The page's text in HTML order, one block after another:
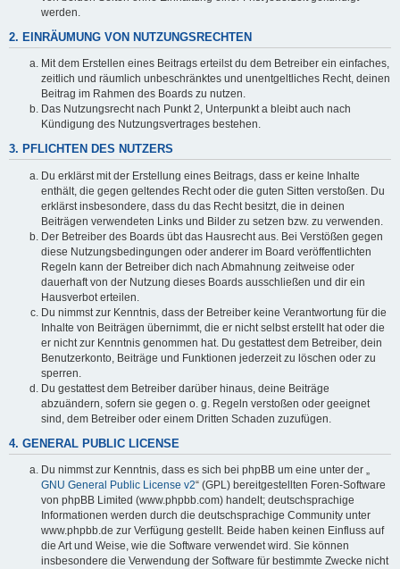
werden.
2. EINRÄUMUNG VON NUTZUNGSRECHTEN
Mit dem Erstellen eines Beitrags erteilst du dem Betreiber ein einfaches,
zeitlich und räumlich unbeschränktes und unentgeltliches Recht, deinen
Beitrag im Rahmen des Boards zu nutzen.
Das Nutzungsrecht nach Punkt 2, Unterpunkt a bleibt auch nach
Kündigung des Nutzungsvertrages bestehen.
3. PFLICHTEN DES NUTZERS
Du erklärst mit der Erstellung eines Beitrags, dass er keine Inhalte
enthält, die gegen geltendes Recht oder die guten Sitten verstoßen. Du
erklärst insbesondere, dass du das Recht besitzt, die in deinen
Beiträgen verwendeten Links und Bilder zu setzen bzw. zu verwenden.
Der Betreiber des Boards übt das Hausrecht aus. Bei Verstößen gegen
diese Nutzungsbedingungen oder anderer im Board veröffentlichten
Regeln kann der Betreiber dich nach Abmahnung zeitweise oder
dauerhaft von der Nutzung dieses Boards ausschließen und dir ein
Hausverbot erteilen.
Du nimmst zur Kenntnis, dass der Betreiber keine Verantwortung für die
Inhalte von Beiträgen übernimmt, die er nicht selbst erstellt hat oder die
er nicht zur Kenntnis genommen hat. Du gestattest dem Betreiber, dein
Benutzerkonto, Beiträge und Funktionen jederzeit zu löschen oder zu
sperren.
Du gestattest dem Betreiber darüber hinaus, deine Beiträge
abzuändern, sofern sie gegen o. g. Regeln verstoßen oder geeignet
sind, dem Betreiber oder einem Dritten Schaden zuzufügen.
4. GENERAL PUBLIC LICENSE
Du nimmst zur Kenntnis, dass es sich bei phpBB um eine unter der „
GNU General Public License v2“ (GPL) bereitgestellten Foren-Software
von phpBB Limited (www.phpbb.com) handelt; deutschsprachige
Informationen werden durch die deutschsprachige Community unter
www.phpbb.de zur Verfügung gestellt. Beide haben keinen Einfluss auf
die Art und Weise, wie die Software verwendet wird. Sie können
insbesondere die Verwendung der Software für bestimmte Zwecke nicht